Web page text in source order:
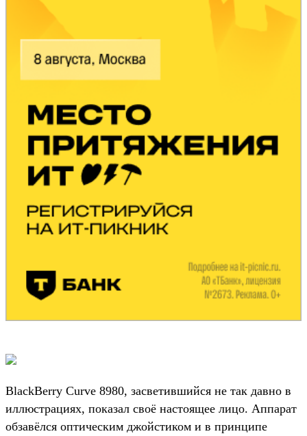
BlackBerry Curve 8980, засветившийся не так давно в
иллюстрациях, показал своё настоящее лицо. Аппарат
обзавёлся оптическим джойстиком и в принципе